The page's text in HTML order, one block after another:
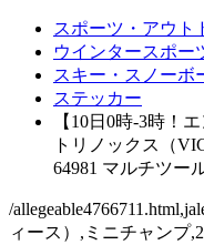
スポーツ・アウト
ウインタースポー
スキー・スノーボ
ステッカー
【10日0時-3時！
トリノックス（
64981 マルチツー
/
ィース）,ミニチャンプ